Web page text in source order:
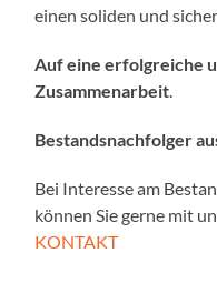
einen soliden und
Auf eine erfolgreiche
Zusammenarbeit
Bestandsnachfolger
Bei Interesse am
können Sie gerne mit
KONTAKT